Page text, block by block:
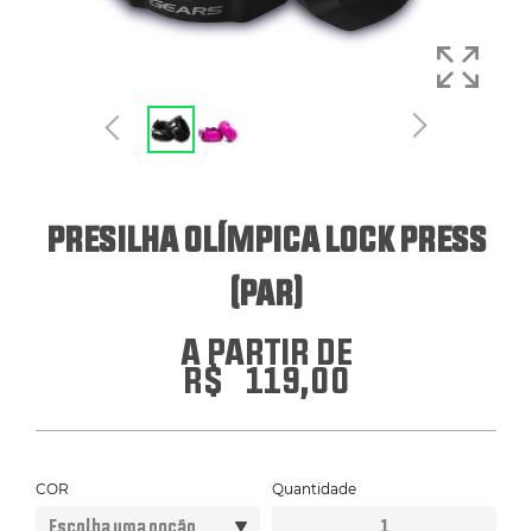
ERGÔMETROS
HYROX
ATENDIMENTO POR WHATSAPP
PRESILHA OLÍMPICA LOCK PRESS
(PAR)
A PARTIR DE
R$ 119,00
COR
Quantidade